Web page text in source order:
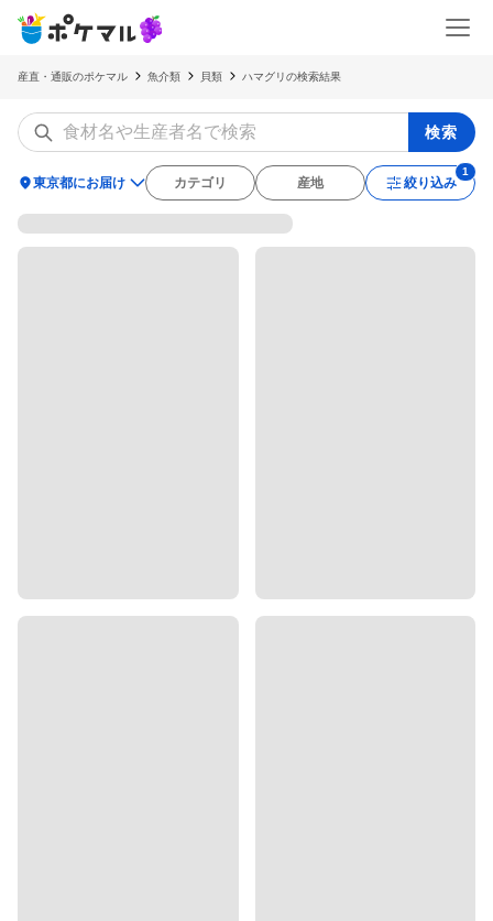
産直・通販のポケマル 魚介類 貝類 ハマグリの検索結果
検索
location_on東京都にお届け カテゴリ 産地 絞り込み